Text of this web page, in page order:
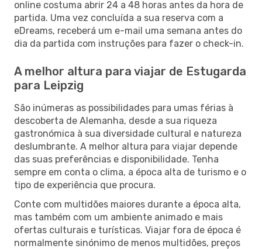
online costuma abrir 24 a 48 horas antes da hora de
partida. Uma vez concluída a sua reserva com a
eDreams, receberá um e-mail uma semana antes do
dia da partida com instruções para fazer o check-in.
A melhor altura para viajar de Estugarda
para Leipzig
São inúmeras as possibilidades para umas férias à
descoberta de Alemanha, desde a sua riqueza
gastronómica à sua diversidade cultural e natureza
deslumbrante. A melhor altura para viajar depende
das suas preferências e disponibilidade. Tenha
sempre em conta o clima, a época alta de turismo e o
tipo de experiência que procura.
Conte com multidões maiores durante a época alta,
mas também com um ambiente animado e mais
ofertas culturais e turísticas. Viajar fora de época é
normalmente sinónimo de menos multidões, preços